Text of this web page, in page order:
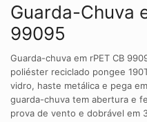
Guarda-Chuva
99095
Guarda-chuva em rPET CB
poliéster reciclado pongee
vidro, haste metálica e pega
guarda-chuva tem abertura e
prova de vento e dobrável em